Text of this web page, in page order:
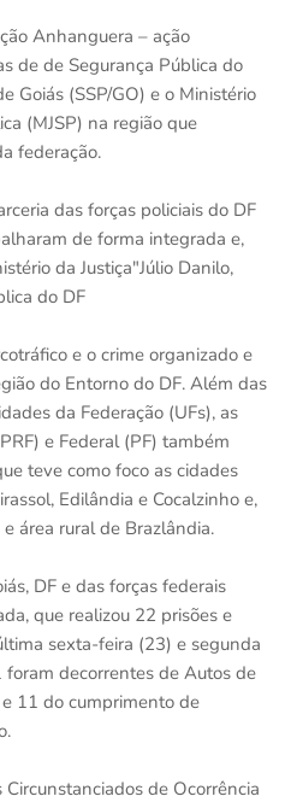
Anhanguera – ação
de de Segurança Pública do
Goiás (SSP/GO) e o Ministério
(MJSP) na região que
federação.
das forças policiais do DF
de forma integrada e,
da Justiça"Júlio Danilo,
do DF
e o crime organizado e
do Entorno do DF. Além das
da Federação (UFs), as
e Federal (PF) também
teve como foco as cidades
Edilândia e Cocalzinho e,
área rural de Brazlândia.
DF e das forças federais
que realizou 22 prisões e
sexta-feira (23) e segunda
decorrentes de Autos de
11 do cumprimento de
de Ocorrência